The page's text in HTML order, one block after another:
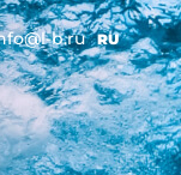
b.ru RU